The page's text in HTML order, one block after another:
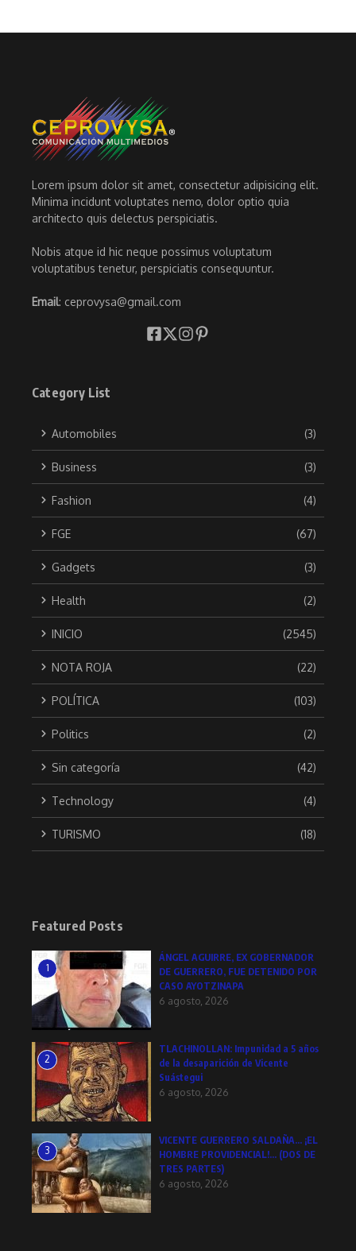
Lorem ipsum dolor sit amet, consectetur adipisicing elit.
Minima incidunt voluptates nemo, dolor optio quia
architecto quis delectus perspiciatis.
Nobis atque id hic neque possimus voluptatum
voluptatibus tenetur, perspiciatis consequuntur.
Email: ceprovysa@gmail.com
Category List
Automobiles (3)
Business (3)
Fashion (4)
FGE (67)
Gadgets (3)
Health (2)
INICIO (2545)
NOTA ROJA (22)
POLÍTICA (103)
Politics (2)
Sin categoría (42)
Technology (4)
TURISMO (18)
Featured Posts
1
ÁNGEL AGUIRRE, EX GOBERNADOR
DE GUERRERO, FUE DETENIDO POR
CASO AYOTZINAPA
6 agosto, 2026
2
TLACHINOLLAN: Impunidad a 5 años
de la desaparición de Vicente
Suástegui
6 agosto, 2026
3
VICENTE GUERRERO SALDAÑA… ¡EL
HOMBRE PROVIDENCIAL!… (DOS DE
TRES PARTES)
6 agosto, 2026